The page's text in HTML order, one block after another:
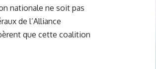
nationale ne soit pas
de l’Alliance
que cette coalition